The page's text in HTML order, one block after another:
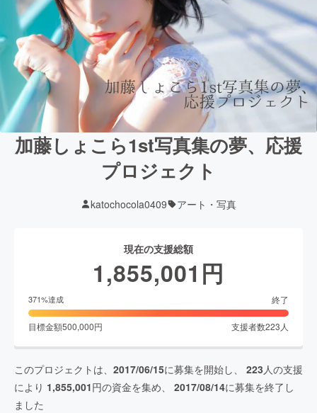
加藤しょこら1st写真集の夢、応援
プロジェクト
katochocola0409 アート・写真
現在の支援総額
1,855,001 円
371%達成 終了
目標金額500,000円 支援者数223 人
このプロジェクトは、 2017/06/15に募集を開始し、 223 人の支援
により 1,855,001円の資金を集め、 2017/08/14に募集を終了し
ました